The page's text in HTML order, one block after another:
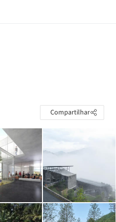
Compartilhar